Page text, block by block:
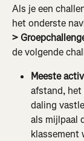
Als je een
het onderste
>
de volgende
Meeste
afstand,
daling
als mijlpaal
klassement